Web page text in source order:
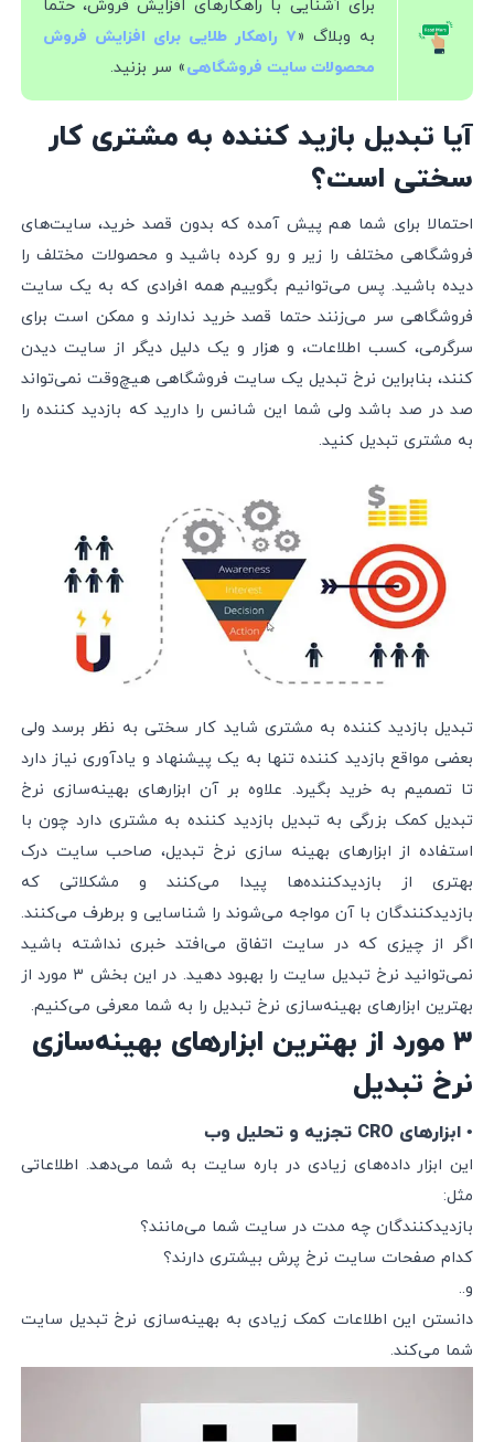
برای آشنایی با راهکارهای افزایش فروش، حتما
به وبلاگ «
۷ راهکار طلایی برای افزایش فروش
محصولات سایت فروشگاهی» سر بزنید.
آیا تبدیل بازید کننده به مشتری کار
سختی است؟
احتمالا برای شما هم پیش آمده که بدون قصد خرید، سایت‌های
فروشگاهی مختلف را زیر و رو کرده باشید و محصولات مختلف را
دیده باشید. پس می‌توانیم بگوییم همه افرادی که به یک سایت
فروشگاهی سر می‌زنند حتما قصد خرید ندارند و ممکن است برای
سرگرمی، کسب اطلاعات، و هزار و یک دلیل دیگر از سایت دیدن
کنند، بنابراین نرخ تبدیل یک سایت فروشگاهی هیچ‌وقت نمی‌تواند
صد در صد باشد ولی شما این شانس را دارید که بازدید کننده را
به مشتری تبدیل کنید.
تبدیل بازدید کننده به مشتری شاید کار سختی به نظر برسد ولی
بعضی مواقع بازدید کننده تنها به یک پیشنهاد و یادآوری نیاز دارد
تا تصمیم به خرید بگیرد. علاوه بر آن ابزارهای بهینه‌سازی نرخ
تبدیل کمک بزرگی به تبدیل بازدید کننده به مشتری دارد چون با
استفاده از ابزارهای بهینه سازی نرخ تبدیل، صاحب سایت درک
بهتری از بازدیدکننده‌ها پیدا می‌کنند و مشکلاتی که
بازدیدکنندگان با آن مواجه می‌شوند را شناسایی و برطرف می‌کنند.
اگر از چیزی که در سایت اتفاق می‌افتد خبری نداشته باشید
نمی‌توانید نرخ تبدیل سایت را بهبود دهید. در این بخش ۳ مورد از
بهترین ابزارهای بهینه‌سازی نرخ تبدیل را به شما معرفی می‌کنیم.
۳ مورد از بهترین ابزارهای بهینه‌سازی
نرخ تبدیل
• ابزارهای CRO تجزیه و تحلیل وب
این ابزار داده‌های زیادی در باره سایت به شما می‌دهد. اطلاعاتی
مثل:
بازدیدکنندگان چه مدت در سایت شما می‌مانند؟
کدام صفحات سایت نرخ پرش بیشتری دارند؟
و..
دانستن این اطلاعات کمک زیادی به بهینه‌سازی نرخ تبدیل سایت
شما می‌کند.